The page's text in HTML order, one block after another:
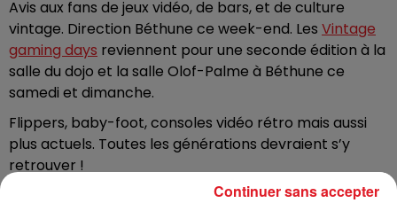
Avis aux fans de jeux vidéo, de bars, et de culture
vintage. Direction Béthune ce week-end. Les Vintage
gaming days reviennent pour une seconde édition à la
salle du dojo et la salle Olof-Palme à Béthune ce
samedi et dimanche.
Flippers, baby-foot, consoles vidéo rétro mais aussi
plus actuels. Toutes les générations devraient s’y
retrouver !
Continuer sans accepter